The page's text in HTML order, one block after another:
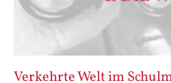
Verkehrte Welt im